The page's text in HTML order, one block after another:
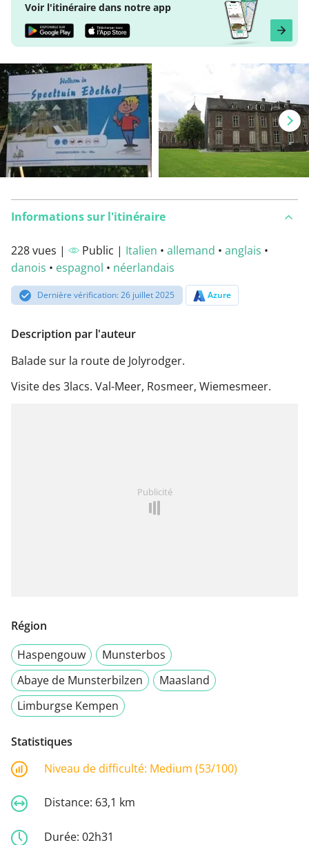
Voir l'itinéraire dans notre app
Informations sur l'itinéraire
228 vues | Public | Italien • allemand • anglais •
danois • espagnol • néerlandais
Dernière vérification: 26 juillet 2025 Azure
Description par l'auteur
Balade sur la route de Jolyrodger.
Visite des 3lacs. Val-Meer, Rosmeer, Wiemesmeer.
Publicité
Région
Haspengouw
Munsterbos
Abaye de Munsterbilzen
Maasland
Limburgse Kempen
Statistiques
Niveau de difficulté: Medium (53/100)
Distance: 63,1 km
Durée: 02h31